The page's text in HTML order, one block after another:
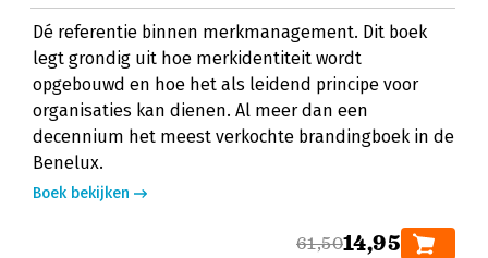
Dé referentie binnen merkmanagement. Dit boek
legt grondig uit hoe merkidentiteit wordt
opgebouwd en hoe het als leidend principe voor
organisaties kan dienen. Al meer dan een
decennium het meest verkochte brandingboek in de
Benelux.
Boek bekijken
61,5014,95